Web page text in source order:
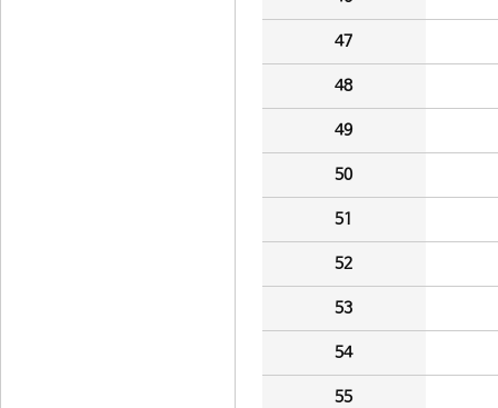
47
48
49
50
51
52
53
54
55